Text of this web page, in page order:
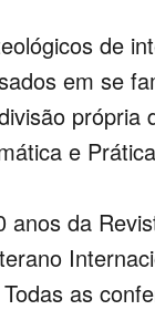
de
em se
própria
e
da
as